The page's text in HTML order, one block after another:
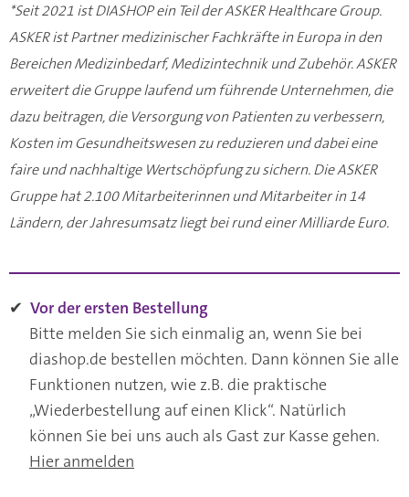
*Seit 2021 ist DIASHOP ein Teil der ASKER Healthcare Group.
ASKER ist Partner medizinischer Fachkräfte in Europa in den
Bereichen Medizinbedarf, Medizintechnik und Zubehör. ASKER
erweitert die Gruppe laufend um führende Unternehmen, die
dazu beitragen, die Versorgung von Patienten zu verbessern,
Kosten im Gesundheitswesen zu reduzieren und dabei eine
faire und nachhaltige Wertschöpfung zu sichern. Die ASKER
Gruppe hat 2.100 Mitarbeiterinnen und Mitarbeiter in 14
Ländern, der Jahresumsatz liegt bei rund einer Milliarde Euro.
✔ Vor der ersten Bestellung
Bitte melden Sie sich einmalig an, wenn Sie bei
diashop.de bestellen möchten. Dann können Sie alle
Funktionen nutzen, wie z.B. die praktische
„Wiederbestellung auf einen Klick“. Natürlich
können Sie bei uns auch als Gast zur Kasse gehen.
Hier anmelden